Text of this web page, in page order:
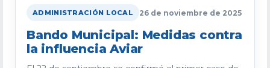
ADMINISTRACIÓN LOCAL 26 de noviembre de 2025
Bando Municipal: Medidas contra
la influencia Aviar